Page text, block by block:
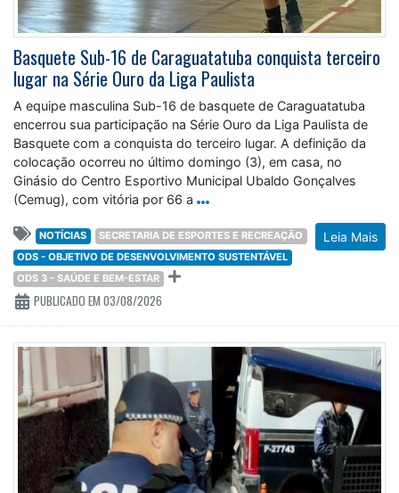
Basquete Sub-16 de Caraguatatuba conquista terceiro
lugar na Série Ouro da Liga Paulista
A equipe masculina Sub-16 de basquete de Caraguatatuba
encerrou sua participação na Série Ouro da Liga Paulista de
Basquete com a conquista do terceiro lugar. A definição da
colocação ocorreu no último domingo (3), em casa, no
Ginásio do Centro Esportivo Municipal Ubaldo Gonçalves
(Cemug), com vitória por 66 a
Leia Mais
NOTÍCIAS
SECRETARIA DE ESPORTES E RECREAÇÃO
ODS - OBJETIVO DE DESENVOLVIMENTO SUSTENTÁVEL
ODS 3 - SAÚDE E BEM-ESTAR
PUBLICADO EM 03/08/2026